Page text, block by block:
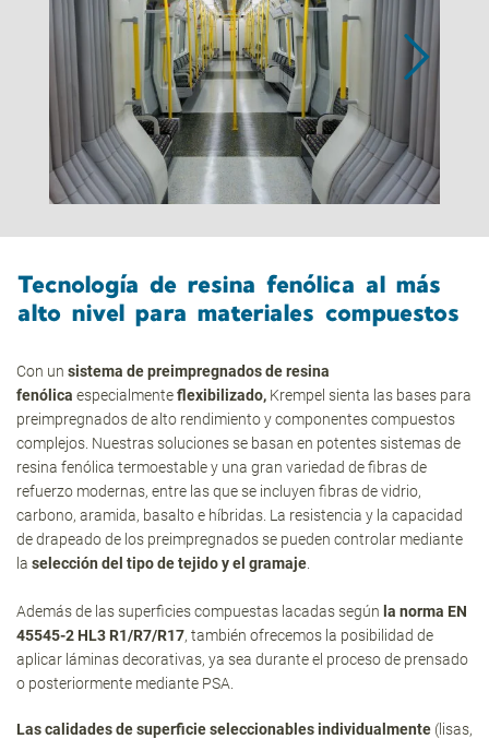
Tecnología de resina fenólica al más
alto nivel para materiales compuestos
Con un sistema de preimpregnados de resina
fenólica especialmenteflexibilizado, Krempel sienta las bases para
preimpregnados de alto rendimiento y componentes compuestos
complejos. Nuestras soluciones se basan en potentes sistemas de
resina fenólica termoestable y una gran variedad de fibras de
refuerzo modernas, entre las que se incluyen fibras de vidrio,
carbono, aramida, basalto e híbridas. La resistencia y la capacidad
de drapeado de los preimpregnados se pueden controlar mediante
la selección del tipo de tejido y el gramaje
Además de las superficies compuestas lacadas según la norma EN
45545-2 HL3 R1/R7/R17, también ofrecemos la posibilidad de
aplicar láminas decorativas, ya sea durante el proceso de prensado
o posteriormente mediante PSA.
Las calidades de superficie seleccionables individualmente (lisas,